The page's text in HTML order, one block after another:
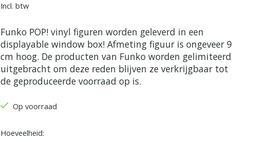
Incl. btw
Funko POP! vinyl figuren worden geleverd in een
displayable window box! Afmeting figuur is ongeveer 9
cm hoog. De producten van Funko worden gelimiteerd
uitgebracht om deze reden blijven ze verkrijgbaar tot
de geproduceerde voorraad op is.
Op voorraad
Hoeveelheid: